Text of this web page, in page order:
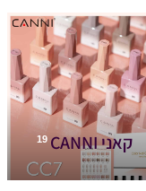
קאני CANNI 19